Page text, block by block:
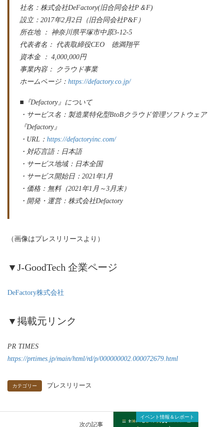
社名：株式会社DeFactory(旧合同会社P＆F)
設立：2017年2月2日（旧合同会社P&F）
所在地 ： 神奈川県平塚市中原3-12-5
代表者名： 代表取締役CEO 徳満翔平
資本金 ： 4,000,000円
事業内容： クラウド事業
ホームページ： https://defactory.co.jp/
■『Defactory』について
・サービス名：製造業特化型BtoBクラウド管理ソフトウェア
『Defactory』
・URL： https://defactoryinc.com/
・対応言語：日本語
・サービス地域：日本全国
・サービス開始日：2021年1月
・価格：無料（2021年1月～3月末）
・開発・運営：株式会社Defactory
（画像はプレスリリースより）
▼J-GoodTech 企業ページ
DeFactory株式会社
▼掲載元リンク
PR TIMES
https://prtimes.jp/main/html/rd/p/000000002.000072679.html
カテゴリー プレスリリース
イベント情報＆レポート
次の記事